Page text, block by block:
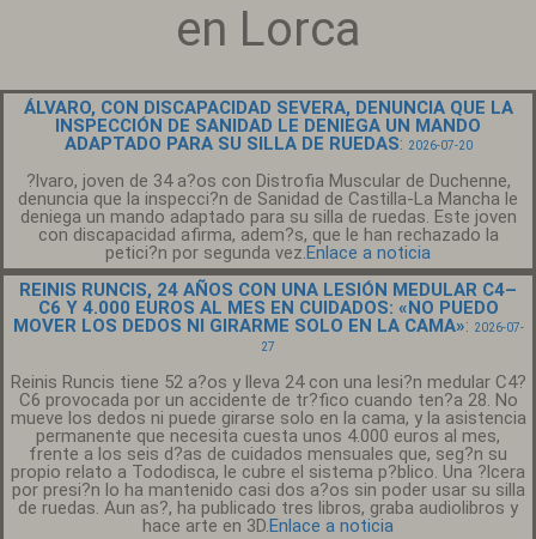
en Lorca
ÁLVARO, CON DISCAPACIDAD SEVERA, DENUNCIA QUE LA
INSPECCIÓN DE SANIDAD LE DENIEGA UN MANDO
ADAPTADO PARA SU SILLA DE RUEDAS: 2026-07-20
?lvaro, joven de 34 a?os con Distrofia Muscular de Duchenne,
denuncia que la inspecci?n de Sanidad de Castilla-La Mancha le
deniega un mando adaptado para su silla de ruedas. Este joven
con discapacidad afirma, adem?s, que le han rechazado la
petici?n por segunda vez.Enlace a noticia
REINIS RUNCIS, 24 AÑOS CON UNA LESIÓN MEDULAR C4–
C6 Y 4.000 EUROS AL MES EN CUIDADOS: «NO PUEDO
MOVER LOS DEDOS NI GIRARME SOLO EN LA CAMA»: 2026-07-
27
Reinis Runcis tiene 52 a?os y lleva 24 con una lesi?n medular C4?
C6 provocada por un accidente de tr?fico cuando ten?a 28. No
mueve los dedos ni puede girarse solo en la cama, y la asistencia
permanente que necesita cuesta unos 4.000 euros al mes,
frente a los seis d?as de cuidados mensuales que, seg?n su
propio relato a Tododisca, le cubre el sistema p?blico. Una ?lcera
por presi?n lo ha mantenido casi dos a?os sin poder usar su silla
de ruedas. Aun as?, ha publicado tres libros, graba audiolibros y
hace arte en 3D.Enlace a noticia